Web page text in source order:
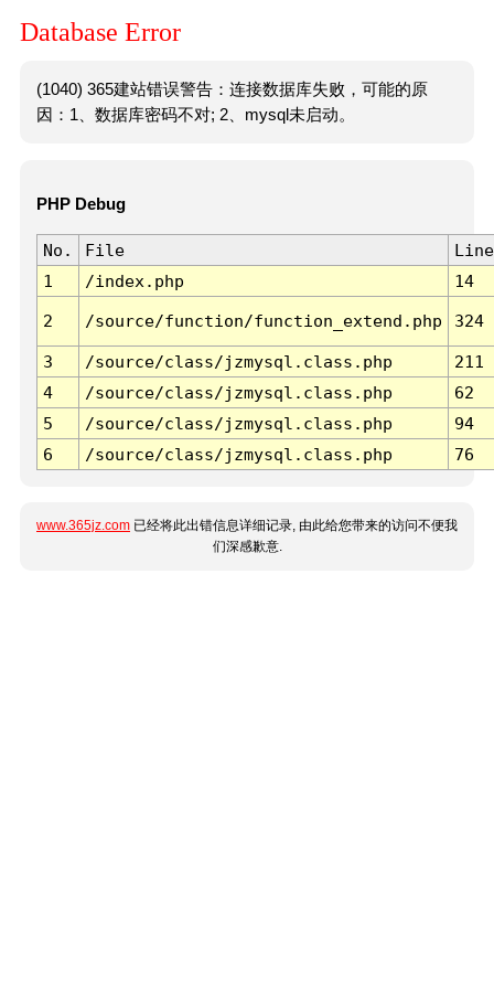
Database Error
(1040) 365建站错误警告：连接数据库失败，可能的原
因：1、数据库密码不对; 2、mysql未启动。
PHP Debug
No. File
Line
1
/index.php 14
2 /source/function/function_extend.php 324
3 /source/class/jzmysql.class.php
211
4
/source/class/jzmysql.class.php
62
5
/source/class/jzmysql.class.php
94
6
/source/class/jzmysql.class.php 76
www.365jz.com 已经将此出错信息详细记录, 由此给您带来的访问不便我
们深感歉意.